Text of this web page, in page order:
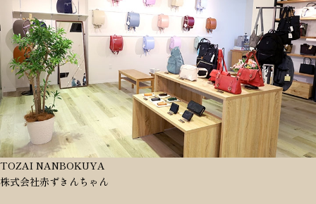
TOZAI NANBOKUYA
株式会社赤ずきんちゃん